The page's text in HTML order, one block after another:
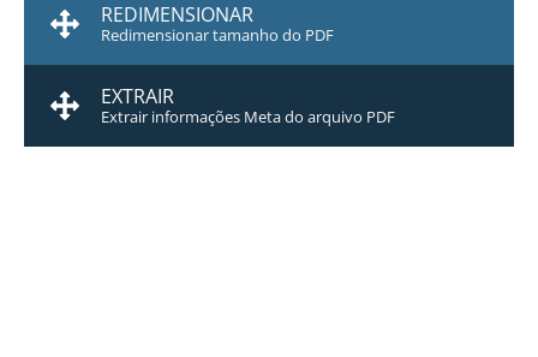
REDIMENSIONAR
Redimensionar tamanho do PDF
EXTRAIR
Extrair informações Meta do arquivo PDF